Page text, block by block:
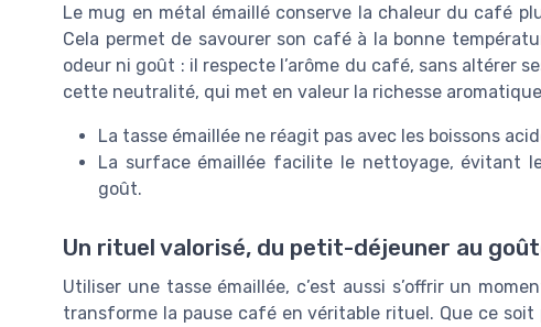
Le mug en métal émaillé conserve la chaleur du café
Cela permet de savourer son café à la bonne
odeur ni goût : il respecte l’arôme du café, sans altérer
cette neutralité, qui met en valeur la richesse
La tasse émaillée ne réagit pas avec les boissons
La surface émaillée facilite le nettoyage, évitant
goût.
Un rituel valorisé, du petit-déjeuner au
Utiliser une tasse émaillée, c’est aussi s’offrir un
transforme la pause café en véritable rituel. Que ce